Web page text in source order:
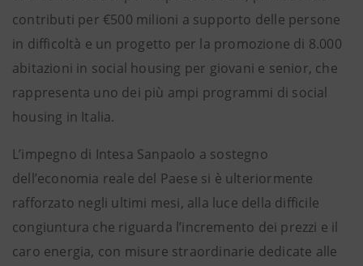
contributi per €500 milioni a supporto delle persone
in difficoltà e un progetto per la promozione di 8.000
abitazioni in social housing per giovani e senior, che
rappresenta uno dei più ampi programmi di social
housing in Italia.
L’impegno di Intesa Sanpaolo a sostegno
dell’economia reale del Paese si è ulteriormente
rafforzato negli ultimi mesi, alla luce della difficile
congiuntura che riguarda l’incremento dei prezzi e il
caro energia, con misure straordinarie dedicate alle